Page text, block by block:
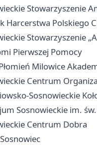
Stowarzyszenie
Harcerstwa Polskiego
Stowarzyszenie
Pierwszej Pomocy
Milowice
Centrum
Sosnowieckie
Sosnowieckie im.
Centrum Dobra